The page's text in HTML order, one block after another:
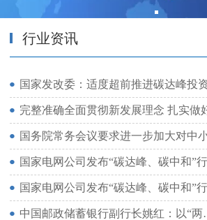
行业资讯
国家发改委：适度超前推进碳达峰投
中国邮政储